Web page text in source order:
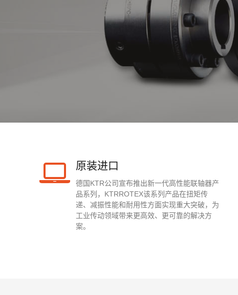
原装进口
德国KTR公司宣布推出新一代高性能联轴器产
品系列，KTRROTEX该系列产品在扭矩传
递、减振性能和耐用性方面实现重大突破，为
工业传动领域带来更高效、更可靠的解决方
案。